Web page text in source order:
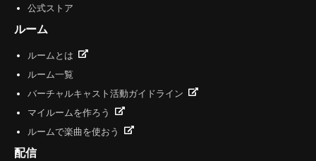
公式ストア
ルーム
ルームとは
ルーム一覧
バーチャルキャスト活動ガイドライン
マイルームを作ろう
ルームで楽曲を使おう
配信